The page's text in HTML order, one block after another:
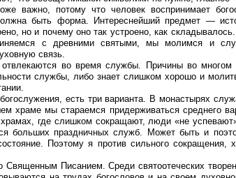
важно, потому что человек воспринимает
быть форма. Интереснейший предмет —
но и почему оно так устроено, как
с древними святыми, мы молимся и
связь.
во время службы. Причины во
службы, либо знает слишком хорошо и
богослужения, есть три варианта. В монастырях
храме мы стараемся придерживаться среднего
где слишком сокращают, люди «не
больших праздничных служб. Может быть и
Поэтому я против сильного
Священным Писанием. Среди святоотеческих